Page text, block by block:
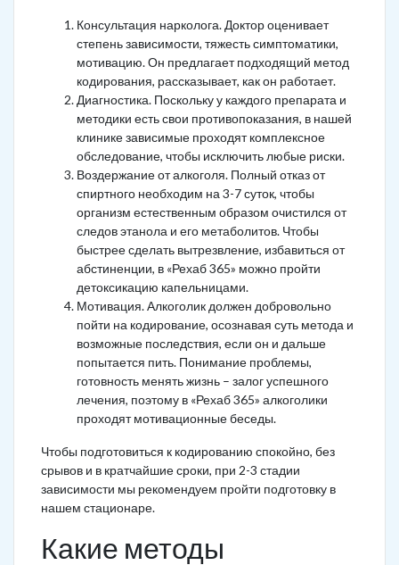
Консультация нарколога. Доктор оценивает
степень зависимости, тяжесть симптоматики,
мотивацию. Он предлагает подходящий метод
кодирования, рассказывает, как он работает.
Диагностика. Поскольку у каждого препарата и
методики есть свои противопоказания, в нашей
клинике зависимые проходят комплексное
обследование, чтобы исключить любые риски.
Воздержание от алкоголя. Полный отказ от
спиртного необходим на 3-7 суток, чтобы
организм естественным образом очистился от
следов этанола и его метаболитов. Чтобы
быстрее сделать вытрезвление, избавиться от
абстиненции, в «Рехаб 365» можно пройти
детоксикацию капельницами.
Мотивация. Алкоголик должен добровольно
пойти на кодирование, осознавая суть метода и
возможные последствия, если он и дальше
попытается пить. Понимание проблемы,
готовность менять жизнь – залог успешного
лечения, поэтому в «Рехаб 365» алкоголики
проходят мотивационные беседы.
Чтобы подготовиться к кодированию спокойно, без
срывов и в кратчайшие сроки, при 2-3 стадии
зависимости мы рекомендуем пройти подготовку в
нашем стационаре.
Какие методы